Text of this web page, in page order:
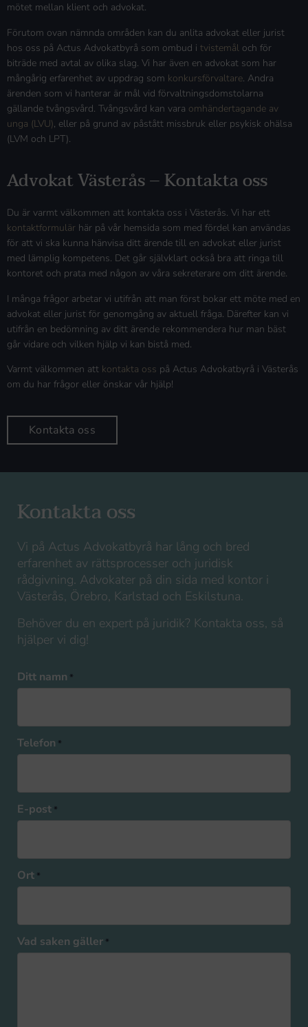
mötet mellan klient och advokat.
Förutom ovan nämnda områden kan du anlita advokat eller jurist
hos oss på Actus Advokatbyrå som ombud i tvistemål och för
biträde med avtal av olika slag. Vi har även en advokat som har
mångårig erfarenhet av uppdrag som konkursförvaltare. Andra
ärenden som vi hanterar är mål vid förvaltningsdomstolarna
gällande tvångsvård. Tvångsvård kan vara omhändertagande av
unga (LVU), eller på grund av påstått missbruk eller psykisk ohälsa
(LVM och LPT).
Advokat Västerås – Kontakta oss
Du är varmt välkommen att kontakta oss i Västerås. Vi har ett
kontaktformulär här på vår hemsida som med fördel kan användas
för att vi ska kunna hänvisa ditt ärende till en advokat eller jurist
med lämplig kompetens. Det går självklart också bra att ringa till
kontoret och prata med någon av våra sekreterare om ditt ärende.
I många frågor arbetar vi utifrån att man först bokar ett möte med en
advokat eller jurist för genomgång av aktuell fråga. Därefter kan vi
utifrån en bedömning av ditt ärende rekommendera hur man bäst
går vidare och vilken hjälp vi kan bistå med.
Varmt välkommen att kontakta oss på Actus Advokatbyrå i Västerås
om du har frågor eller önskar vår hjälp!
Kontakta oss
Kontakta oss
Vi på Actus Advokatbyrå har lång och bred
erfarenhet av rättsprocesser och juridisk
rådgivning. Advokater på din sida med kontor i
Västerås, Örebro, Karlstad och Eskilstuna.
Behöver du en expert på juridik? Kontakta oss, så
hjälper vi dig!
Ditt namn *
Telefon *
E-post *
Ort *
Vad saken gäller *